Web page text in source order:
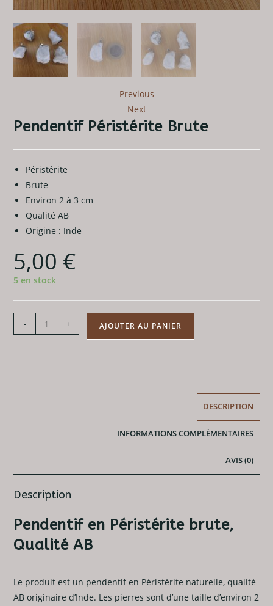
Previous
Next
Pendentif Péristérite Brute
Péristérite
Brute
Environ 2 à 3 cm
Qualité AB
Origine : Inde
5,00 €
5 en stock
quantité
de
Pendentif
- + AJOUTER AU PANIER
DESCRIPTION
INFORMATIONS COMPLÉMENTAIRES
AVIS (0)
Description
Pendentif en Péristérite brute,
Qualité AB
Le produit est un pendentif en Péristérite naturelle, qualité
AB originaire d’Inde. Les pierres sont d’une taille d’environ 2